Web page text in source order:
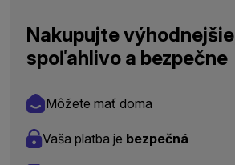
Nakupujte
spoľahlivo a bezpečne
Môžete mať doma
Vaša platba je bezpečná